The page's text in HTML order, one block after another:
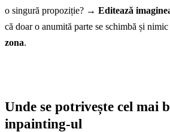
o singură propoziție? → Editează
că doar o anumită parte se schimbă și
zona.
Unde se potrivește cel mai
inpainting-ul